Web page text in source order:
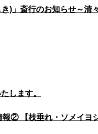
)」斎行のお知らせ～
します。
② 【枝垂れ・ソメイヨ